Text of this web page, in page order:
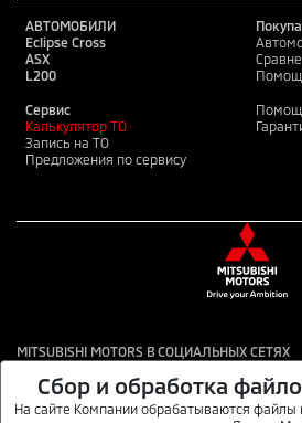
АВТОМОБИЛИ
Eclipse Cross
ASX
L200
Сервис
Калькулятор ТО
Запись на ТО
Предложения по сервису
MITSUBISHI MOTORS В СОЦИАЛЬНЫХ СЕТЯХ
Сбор и обработка
На сайте Компании обрабатываются файлы